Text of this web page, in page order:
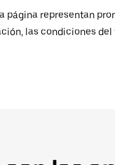
página representan
las condiciones